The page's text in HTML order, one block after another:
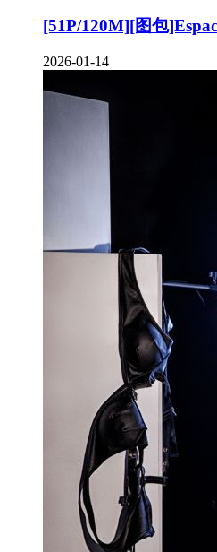
[51P/120M][图包
2026-01-14